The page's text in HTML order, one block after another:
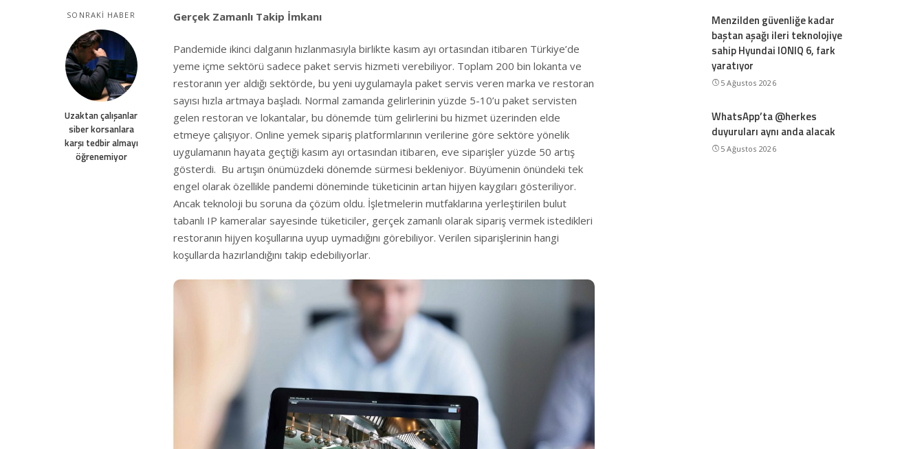
SONRAKİ HABER
Uzaktan çalışanlar
siber korsanlara
karşı tedbir almayı
öğrenemiyor
Gerçek Zamanlı Takip İmkanı
Pandemide ikinci dalganın hızlanmasıyla birlikte kasım ayı ortasından itibaren Türkiye’de
yeme içme sektörü sadece paket servis hizmeti verebiliyor. Toplam 200 bin lokanta ve
restoranın yer aldığı sektörde, bu yeni uygulamayla paket servis veren marka ve restoran
sayısı hızla artmaya başladı. Normal zamanda gelirlerinin yüzde 5-10’u paket servisten
gelen restoran ve lokantalar, bu dönemde tüm gelirlerini bu hizmet üzerinden elde
etmeye çalışıyor. Online yemek sipariş platformlarının verilerine göre sektöre yönelik
uygulamanın hayata geçtiği kasım ayı ortasından itibaren, eve siparişler yüzde 50 artış
gösterdi. Bu artışın önümüzdeki dönemde sürmesi bekleniyor. Büyümenin önündeki tek
engel olarak özellikle pandemi döneminde tüketicinin artan hijyen kaygıları gösteriliyor.
Ancak teknoloji bu soruna da çözüm oldu. İşletmelerin mutfaklarına yerleştirilen bulut
tabanlı IP kameralar sayesinde tüketiciler, gerçek zamanlı olarak sipariş vermek istedikleri
restoranın hijyen koşullarına uyup uymadığını görebiliyor. Verilen siparişlerinin hangi
koşullarda hazırlandığını takip edebiliyorlar.
Menzilden güvenliğe kadar
baştan aşağı ileri teknolojiye
sahip Hyundai IONIQ 6, fark
yaratıyor
5 Ağustos 2026
WhatsApp’ta @herkes
duyuruları aynı anda alacak
5 Ağustos 2026